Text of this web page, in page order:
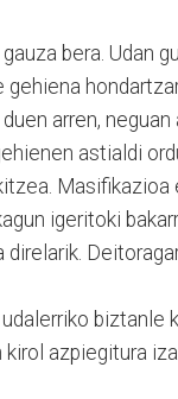
bera. Udan
gehiena
arren, neguan
astialdi
Masifikazioa
igeritoki
biztanle
azpiegitura